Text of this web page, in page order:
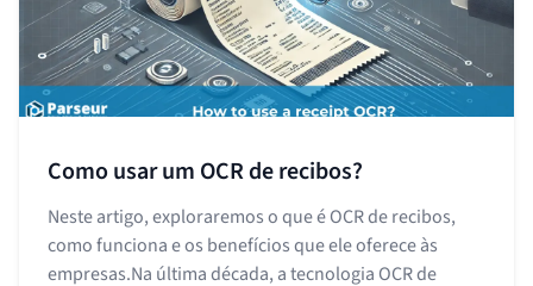
Como usar um OCR de recibos?
Neste artigo, exploraremos o que é OCR de recibos,
como funciona e os benefícios que ele oferece às
empresas.Na última década, a tecnologia OCR de